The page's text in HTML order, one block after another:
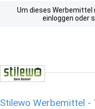
Um dieses Werbemittel
einloggen oder
Stilewo Werbemittel -